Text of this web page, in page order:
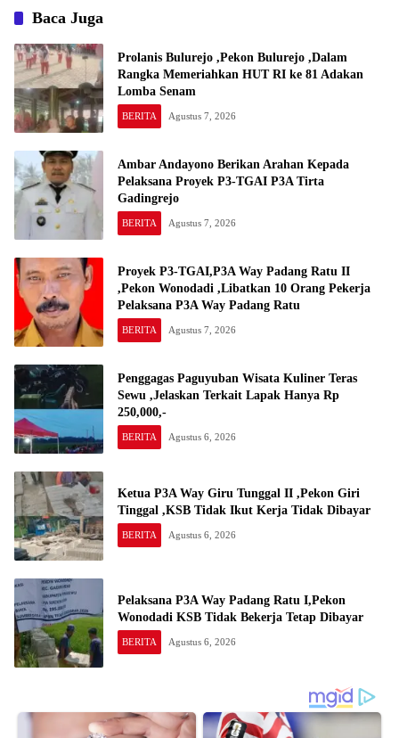
Baca Juga
Prolanis Bulurejo ,Pekon Bulurejo ,Dalam
Rangka Memeriahkan HUT RI ke 81 Adakan
Lomba Senam
BERITA Agustus 7, 2026
Ambar Andayono Berikan Arahan Kepada
Pelaksana Proyek P3-TGAI P3A Tirta
Gadingrejo
BERITA Agustus 7, 2026
Proyek P3-TGAI,P3A Way Padang Ratu II
,Pekon Wonodadi ,Libatkan 10 Orang Pekerja
Pelaksana P3A Way Padang Ratu
BERITA Agustus 7, 2026
Penggagas Paguyuban Wisata Kuliner Teras
Sewu ,Jelaskan Terkait Lapak Hanya Rp
250,000,-
BERITA Agustus 6, 2026
Ketua P3A Way Giru Tunggal II ,Pekon Giri
Tinggal ,KSB Tidak Ikut Kerja Tidak Dibayar
BERITA Agustus 6, 2026
Pelaksana P3A Way Padang Ratu I,Pekon
Wonodadi KSB Tidak Bekerja Tetap Dibayar
BERITA Agustus 6, 2026